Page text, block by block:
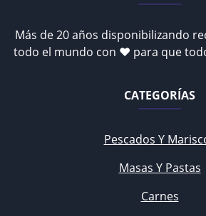
Más de 20 años disponibilizando
todo el mundo con ♥ para que
CATEGORÍAS
Pescados Y
Masas Y Pastas
Carnes